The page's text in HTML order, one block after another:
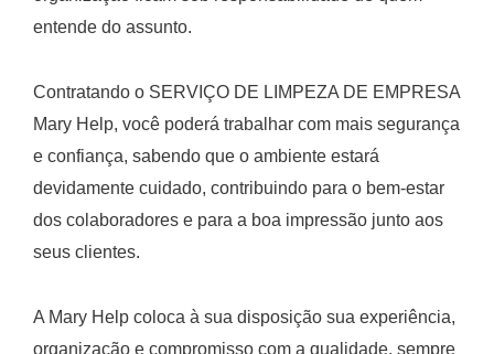
entende do assunto.
Contratando o SERVIÇO DE LIMPEZA DE EMPRESA
Mary Help, você poderá trabalhar com mais segurança
e confiança, sabendo que o ambiente estará
devidamente cuidado, contribuindo para o bem-estar
dos colaboradores e para a boa impressão junto aos
seus clientes.
A Mary Help coloca à sua disposição sua experiência,
organização e compromisso com a qualidade, sempre